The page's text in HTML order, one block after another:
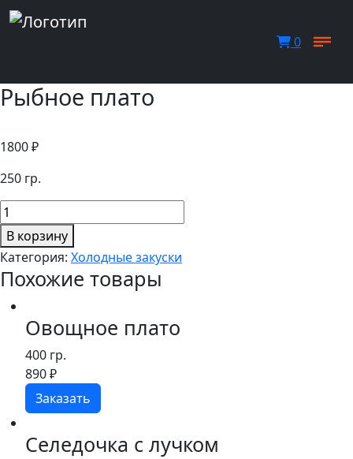
0
Рыбное плато
1800₽
250 гр.
Количество
товара
Рыбное
плато
В корзину
Категория: Холодные закуски
Похожие товары
Овощное плато
400 гр.
890₽
Заказать
Селедочка с лучком